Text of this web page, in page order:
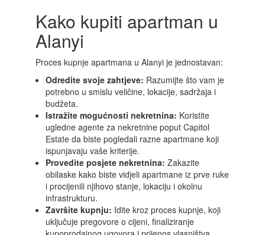
Kako kupiti apartman u
Alanyi
Proces kupnje apartmana u Alanyi je jednostavan:
Odredite svoje zahtjeve: Razumijte što vam je
potrebno u smislu veličine, lokacije, sadržaja i
budžeta.
Istražite mogućnosti nekretnina: Koristite
ugledne agente za nekretnine poput Capitol
Estate da biste pogledali razne apartmane koji
ispunjavaju vaše kriterije.
Provedite posjete nekretnina: Zakazite
obilaske kako biste vidjeli apartmane iz prve ruke
i procijenili njihovo stanje, lokaciju i okolnu
infrastrukturu.
Završite kupnju: Idite kroz proces kupnje, koji
uključuje pregovore o cijeni, finaliziranje